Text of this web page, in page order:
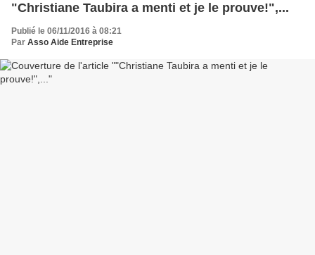
"Christiane Taubira a menti et je le prouve!",...
Publié le 06/11/2016 à 08:21
Par Asso Aide Entreprise